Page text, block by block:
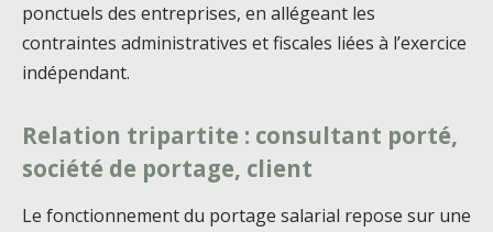
ponctuels des entreprises, en allégeant les
contraintes administratives et fiscales liées à l’exercice
indépendant.
Relation tripartite : consultant porté,
société de portage, client
Le fonctionnement du portage salarial repose sur une